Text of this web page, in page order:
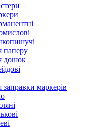
паперу
дошок
заправки маркерів